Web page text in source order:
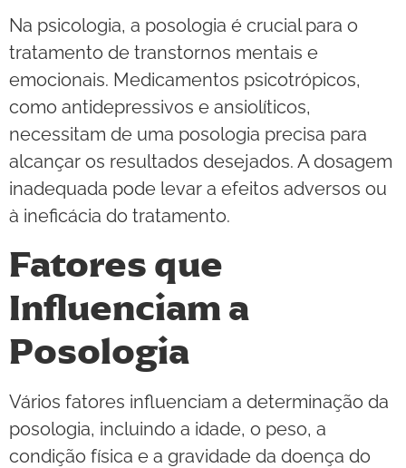
Na psicologia, a posologia é crucial para o
tratamento de transtornos mentais e
emocionais. Medicamentos psicotrópicos,
como antidepressivos e ansiolíticos,
necessitam de uma posologia precisa para
alcançar os resultados desejados. A dosagem
inadequada pode levar a efeitos adversos ou
à ineficácia do tratamento.
Fatores que
Influenciam a
Posologia
Vários fatores influenciam a determinação da
posologia, incluindo a idade, o peso, a
condição física e a gravidade da doença do